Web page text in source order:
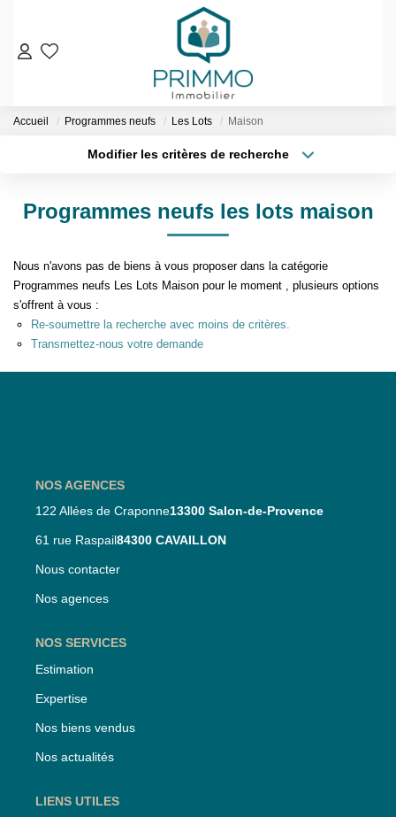
VENTES
Nos Biens En Vente
Nos Biens Vendus
LOCATIONS
NOS AGENCES
Qui Sommes-Nous
Accueil Programmes neufs Les Lots Maison
Modifier les critères de recherche
Surface min
Plus de critères Créer une alerte
Programmes neufs les lots maison
Nous n'avons pas de biens à vous proposer dans la catégorie
Programmes neufs Les Lots Maison pour le moment , plusieurs options
s'offrent à vous :
Re-soumettre la recherche avec moins de critères.
Transmettez-nous votre demande
NOS AGENCES
122 Allées de Craponne13300 Salon-de-Provence
61 rue Raspail84300 CAVAILLON
Nous contacter
Nos agences
NOS SERVICES
Estimation
Expertise
Nos biens vendus
Nos actualités
LIENS UTILES